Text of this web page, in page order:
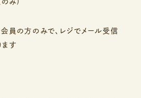
のみ)
員の方のみで、レジでメール受信
ます